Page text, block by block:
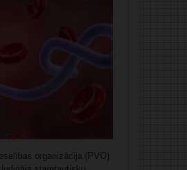
organizācija (PVO)